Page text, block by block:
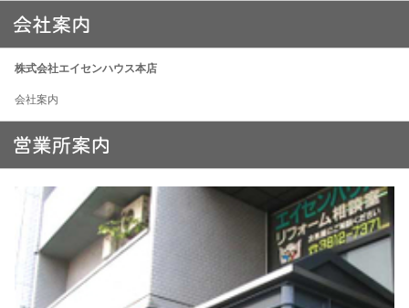
株式会社エイセンハウス本店
会社案内